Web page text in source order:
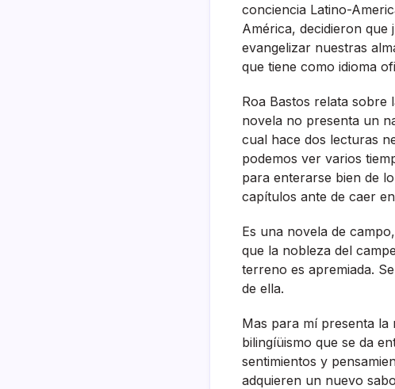
conciencia Latino-
América, decidieron que
evangelizar nuestras
que tiene como idioma
Roa Bastos relata sobre
novela no presenta un
cual hace dos lecturas
podemos ver varios
para enterarse bien de
capí­tulos ante de caer
Es una novela de
que la nobleza del
terreno es apremiada.
de ella.
Mas para mí­ presenta
bilingíüismo que se da
sentimientos y
adquieren un nuevo